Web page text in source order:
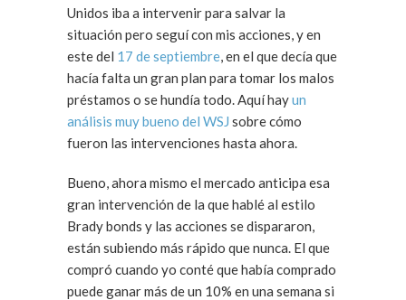
Unidos iba a intervenir para salvar la
situación pero seguí con mis acciones, y en
este del 17 de septiembre, en el que decía que
hacía falta un gran plan para tomar los malos
préstamos o se hundía todo. Aquí hayun
análisis muy bueno del WSJ sobre cómo
fueron las intervenciones hasta ahora.
Bueno, ahora mismo el mercado anticipa esa
gran intervención de la que hablé al estilo
Brady bonds y las acciones se dispararon,
están subiendo más rápido que nunca. El que
compró cuando yo conté que había comprado
puede ganar más de un 10% en una semana si